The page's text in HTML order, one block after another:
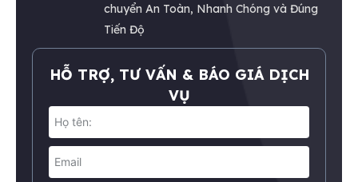
chuyển An Toàn, Nhanh Chóng và Đúng
Tiến Độ
HỖ TRỢ, TƯ VẤN & BÁO GIÁ DỊCH
VỤ